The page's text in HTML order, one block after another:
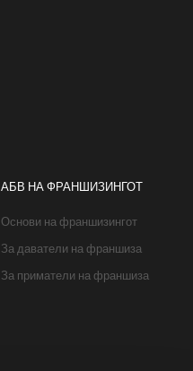
АБВ НА ФРАНШИЗИНГОТ
Основи на франшизингот
За даватели на франшиза
За приматели на франшиза